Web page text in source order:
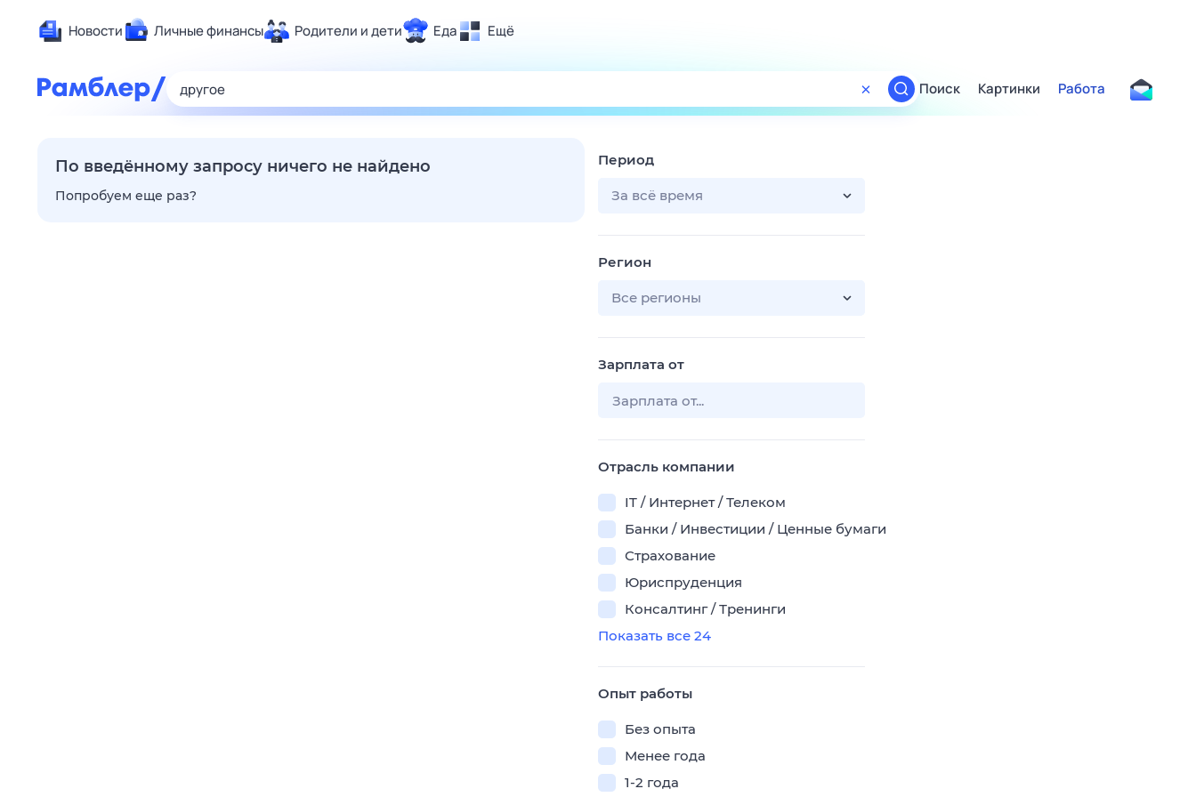
Новости Личные финансы Родители и дети Еда Ещё
Развлечения и отдых
Спорт
Поиск
ТВ-программа
Поиск Картинки Работа
По введённому запросу ничего не найдено
Попробуем еще раз?
Период
За всё время
Регион
Все регионы
Зарплата от
Отрасль компании
IT / Интернет / Телеком
Банки / Инвестиции / Ценные бумаги
Страхование
Юриспруденция
Консалтинг / Тренинги
Показать все 24
Опыт работы
Без опыта
Менее года
1-2 года